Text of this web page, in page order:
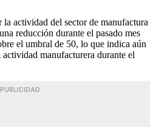
actividad del sector de manufactura
reducción durante el pasado mes
el umbral de 50, lo que indica aún
manufacturera durante el
PUBLICIDAD